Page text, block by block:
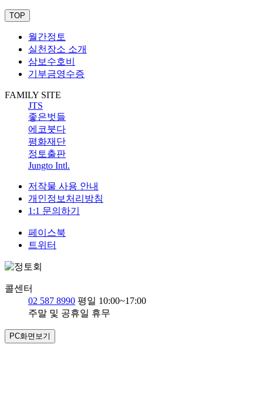
TOP
월간정토
실천장소 소개
삼보수호비
기부금영수증
FAMILY SITE
JTS
좋은벗들
에코붓다
평화재단
정토출판
Jungto Intl.
저작물 사용 안내
개인정보처리방침
1:1 문의하기
페이스북
트위터
콜센터
02 587 8990 평일 10:00~17:00
주말 및 공휴일 휴무
PC화면보기